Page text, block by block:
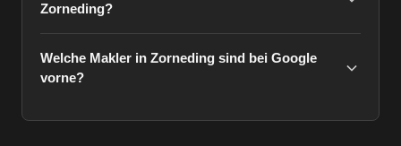
Zorneding?
Welche Makler in Zorneding sind bei Google
vorne?